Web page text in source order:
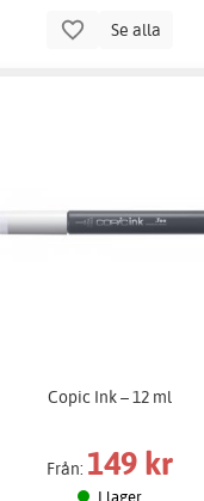
Se alla
Copic Ink – 12 ml
Från: 149 kr
I lager